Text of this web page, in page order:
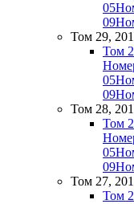
05
09
Том 29,
Том
05
09
Том 28,
Том
05
09
Том 27,
Том